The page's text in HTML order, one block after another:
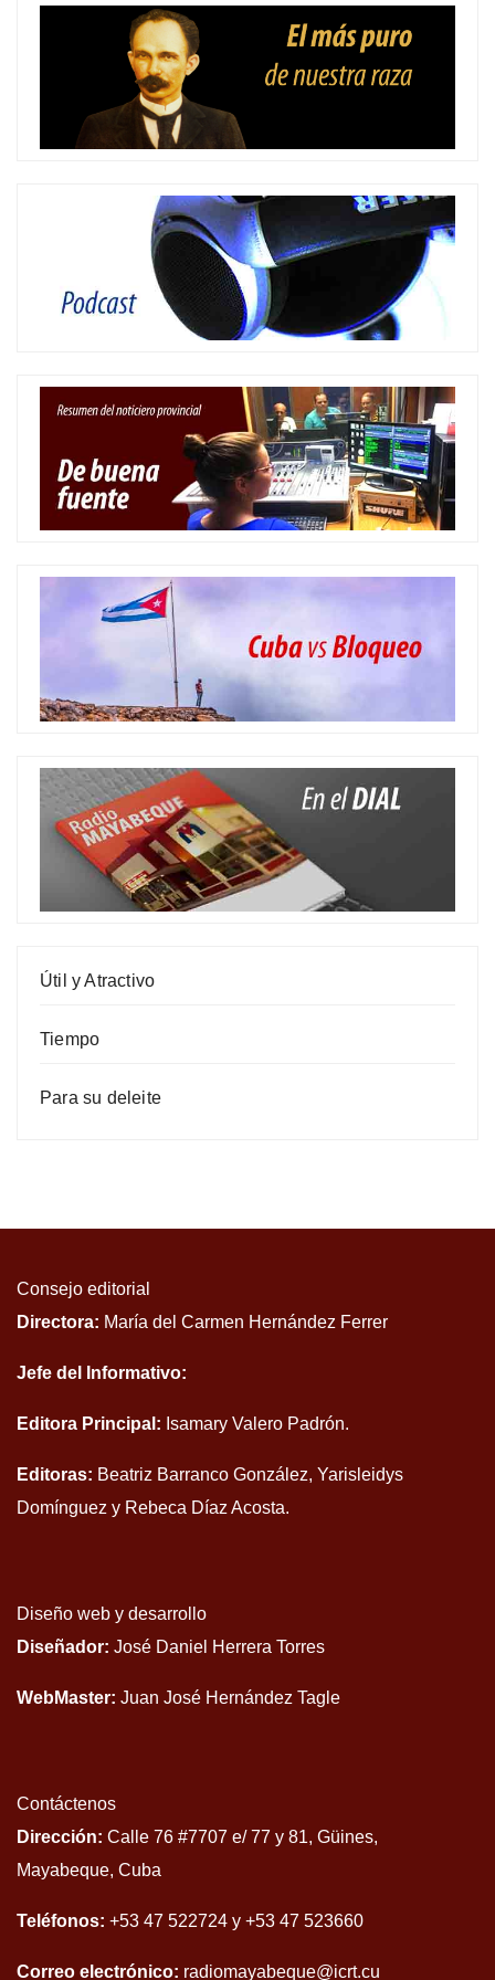
Útil y Atractivo
Tiempo
Para su deleite
Consejo editorial
Directora: María del Carmen Hernández Ferrer
Jefe del Informativo:
Editora Principal: Isamary Valero Padrón.
Editoras: Beatriz Barranco González, Yarisleidys
Domínguez y Rebeca Díaz Acosta.
Diseño web y desarrollo
Diseñador: José Daniel Herrera Torres
WebMaster: Juan José Hernández Tagle
Contáctenos
Dirección: Calle 76 #7707 e/ 77 y 81, Güines,
Mayabeque, Cuba
Teléfonos: +53 47 522724 y +53 47 523660
Correo electrónico: radiomayabeque@icrt.cu